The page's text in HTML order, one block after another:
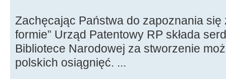
Zachęcając Państwa do zapoznania się
formie” Urząd Patentowy RP składa
Bibliotece Narodowej za stworzenie
polskich osiągnięć. ...